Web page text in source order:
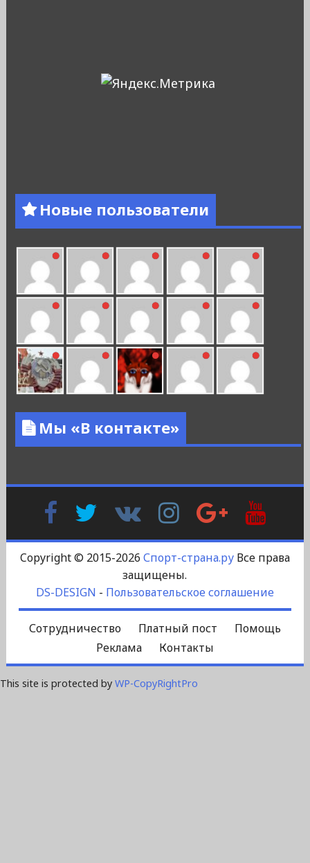
Новые пользователи
Мы «В контакте»
FacebookTwitter
Контакте
InstagramGoogle
Plus
Copyright © 2015-2026 Спорт-страна.руВсе права
защищены.
DS-DESIGN - Пользовательское соглашение
Сотрудничество Платный пост
Помощь
Реклама
Контакты
This site is protected by WP-CopyRightPro